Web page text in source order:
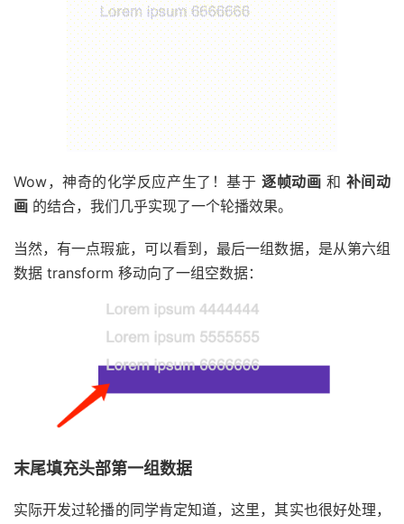
Wow，神奇的化学反应产生了！基于 逐帧动画 和 补间动
画 的结合，我们几乎实现了一个轮播效果。
当然，有一点瑕疵，可以看到，最后一组数据，是从第六组
数据 transform 移动向了一组空数据：
末尾填充头部第一组数据
实际开发过轮播的同学肯定知道，这里，其实也很好处理，